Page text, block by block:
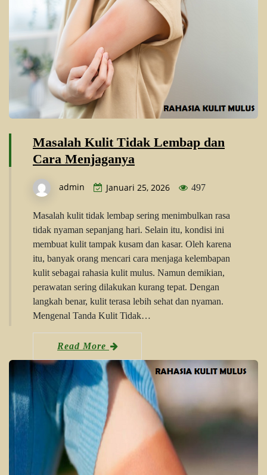
Masalah Kulit Tidak Lembap dan
Cara Menjaganya
admin Januari 25, 2026 497
Masalah kulit tidak lembap sering menimbulkan rasa
tidak nyaman sepanjang hari. Selain itu, kondisi ini
membuat kulit tampak kusam dan kasar. Oleh karena
itu, banyak orang mencari cara menjaga kelembapan
kulit sebagai rahasia kulit mulus. Namun demikian,
perawatan sering dilakukan kurang tepat. Dengan
langkah benar, kulit terasa lebih sehat dan nyaman.
Mengenal Tanda Kulit Tidak…
Read More